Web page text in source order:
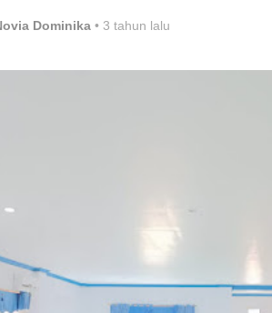
Dominika • 3 tahun lalu